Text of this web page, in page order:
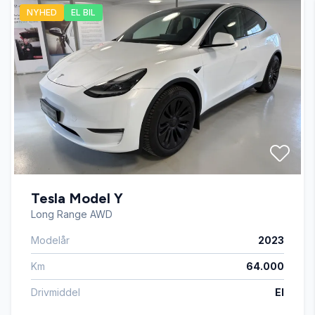
Automatisk lys
automatisk nødbremse
bagagerumsdækken
bakkamera
dobbelt bagagerumsbund
dæktryksmåler
el-klapbare sidespejle med varme
NYHED EL BIL
Tesla Model Y
Long Range AWD
Modelår 2023
Km 64.000
Drivmiddel El